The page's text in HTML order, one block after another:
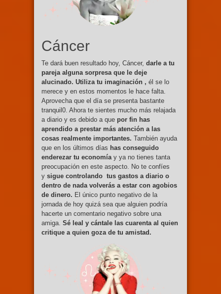
Cáncer
Te dará buen resultado hoy, Cáncer, darle a tu
pareja alguna sorpresa que le deje
alucinado. Utiliza tu imaginación , él se lo
merece y en estos momentos le hace falta.
Aprovecha que el día se presenta bastante
tranquil0. Ahora te sientes mucho más relajada
a diario y es debido a que por fin has
aprendido a prestar más atención a las
cosas realmente importantes. También ayuda
que en los últimos días has conseguido
enderezar tu economíay ya no tienes tanta
preocupación en este aspecto. No te confíes
y sigue controlando tus gastos a diario o
dentro de nada volverás a estar con agobios
de dinero. El único punto negativo de la
jornada de hoy quizá sea que alguien podría
hacerte un comentario negativo sobre una
amiga. Sé leal y cántale las cuarenta al quien
critique a quien goza de tu amistad.